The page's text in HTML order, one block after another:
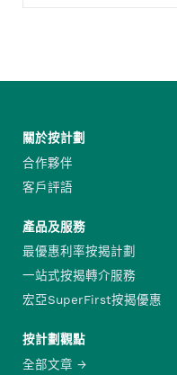
關於按計劃
合作夥伴
客戶評語
產品及服務
最優惠利率按揭計劃
一站式按揭轉介服務
宏亞SuperFirst按揭優惠
按計劃觀點
全部文章